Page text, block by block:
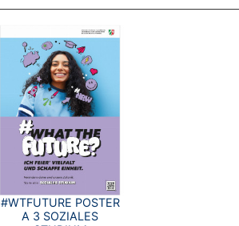
#WTFUTURE POSTER
A 3 SOZIALES